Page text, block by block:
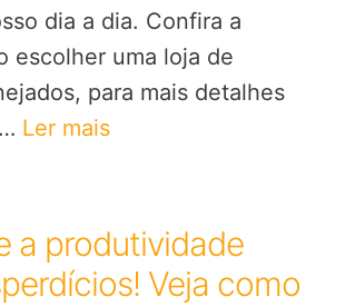
dia a dia. Confira a
escolher uma loja de
para mais detalhes
Ler mais
a produtividade
Veja como